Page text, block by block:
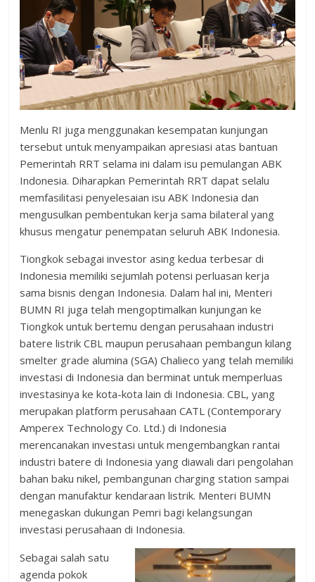
Menlu RI juga menggunakan kesempatan kunjungan
tersebut untuk menyampaikan apresiasi atas bantuan
Pemerintah RRT selama ini dalam isu pemulangan ABK
Indonesia. Diharapkan Pemerintah RRT dapat selalu
memfasilitasi penyelesaian isu ABK Indonesia dan
mengusulkan pembentukan kerja sama bilateral yang
khusus mengatur penempatan seluruh ABK Indonesia.
Tiongkok sebagai investor asing kedua terbesar di
Indonesia memiliki sejumlah potensi perluasan kerja
sama bisnis dengan Indonesia. Dalam hal ini, Menteri
BUMN RI juga telah mengoptimalkan kunjungan ke
Tiongkok untuk bertemu dengan perusahaan industri
batere listrik CBL maupun perusahaan pembangun kilang
smelter grade alumina (SGA) Chalieco yang telah memiliki
investasi di Indonesia dan berminat untuk memperluas
investasinya ke kota-kota lain di Indonesia. CBL, yang
merupakan platform perusahaan CATL (Contemporary
Amperex Technology Co. Ltd.) di Indonesia
merencanakan investasi untuk mengembangkan rantai
industri batere di Indonesia yang diawali dari pengolahan
bahan baku nikel, pembangunan charging station sampai
dengan manufaktur kendaraan listrik. Menteri BUMN
menegaskan dukungan Pemri bagi kelangsungan
investasi perusahaan di Indonesia.​
Sebagai salah satu
agenda pokok